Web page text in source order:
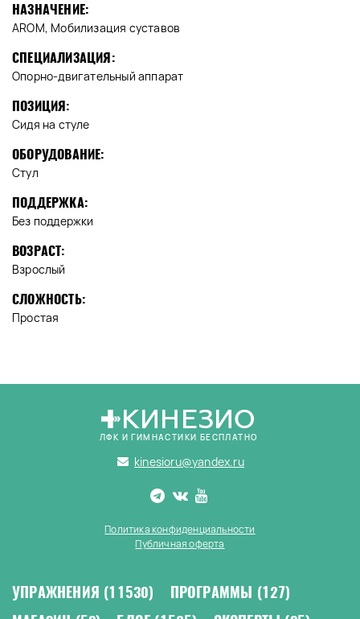
НАЗНАЧЕНИЕ:
AROM, Мобилизация суставов
СПЕЦИАЛИЗАЦИЯ:
Опорно-двигательный аппарат
ПОЗИЦИЯ:
Сидя на стуле
ОБОРУДОВАНИЕ:
Стул
ПОДДЕРЖКА:
Без поддержки
ВОЗРАСТ:
Взрослый
СЛОЖНОСТЬ:
Простая
КИНЕЗИО
ЛФК И ГИМНАСТИКИ БЕСПЛАТНО
kinesioru@yandex.ru
Политика конфиденциальности
Публичная оферта
УПРАЖНЕНИЯ (11530) ПРОГРАММЫ (127)